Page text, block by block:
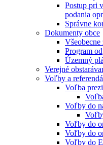
Postup pri
podania
Správne
Dokumenty obce
Všeobecne
Program
Územný
Verejné
Voľby a referendá
Voľba
Voľby do
Voľby do
Voľby do
Voľby do